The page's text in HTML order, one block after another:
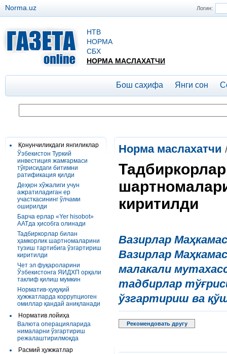
Логин:
Norma.uz
НТВ
НОРМА
СБХ
НОРМА МАСЛАХАТЧИ
Бош саҳифа Янги сон
Қонунчиликдаги янгиликлар
Ўзбекистон Туркий
инвестиция жамғармаси
тўғрисидаги битимни
ратификация қилди
Деҳқон хўжалиги учун
ажратиладиган ер
участкасининг ўлчами
оширилди
Барча ерлар «Yer hisobot»
AATда ҳисобга олинади
Тадбиркорлар билан
ҳамкорлик шартномаларини
тузиш тартибига ўзгартириш
киритилди
Чет эл фуқароларини
Ўзбекистонга ЯИДХП орқали
таклиф қилиш мумкин
Норматив-ҳуқуқий
ҳужжатларда коррупциоген
омиллар қандай аниқланади
Норматив лойиҳа
Валюта операцияларида
нималарни ўзгартириш
режалаштирилмоқда
Расмий ҳужжатлар
Норма маслахатчи
киритилди
Вазирлар
Вазирлар
малакали
тадбирлар
ўзгартириш ва
Рекомендовать другу